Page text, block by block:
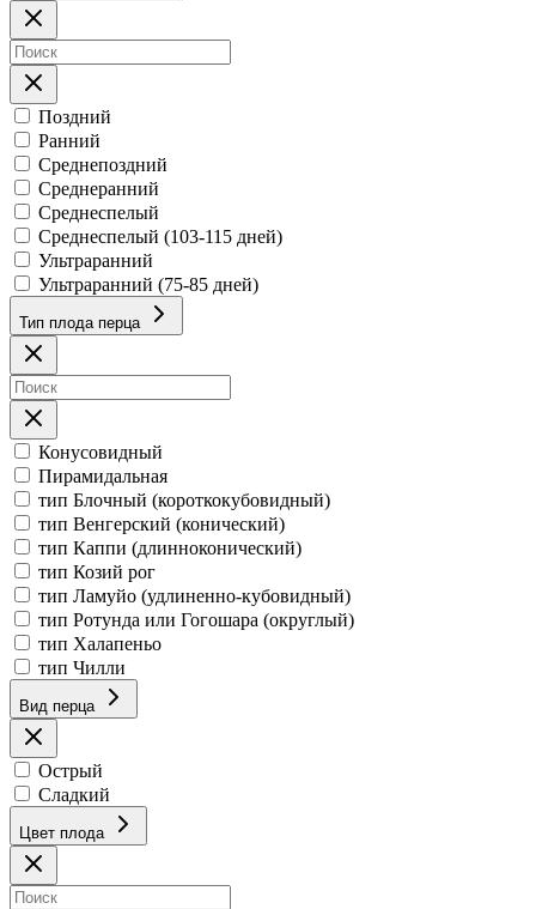
Поздний
Ранний
Среднепоздний
Среднеранний
Среднеспелый
Среднеспелый (103-115 дней)
Ультраранний
Ультраранний (75-85 дней)
Тип плода перца
Конусовидный
Пирамидальная
тип Блочный (короткокубовидный)
тип Венгерский (конический)
тип Каппи (длинноконический)
тип Козий рог
тип Ламуйо (удлиненно-кубовидный)
тип Ротунда или Гогошара (округлый)
тип Халапеньо
тип Чилли
Вид перца
Острый
Сладкий
Цвет плода